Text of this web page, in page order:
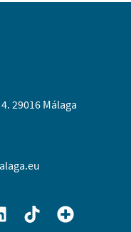
29016 Málaga